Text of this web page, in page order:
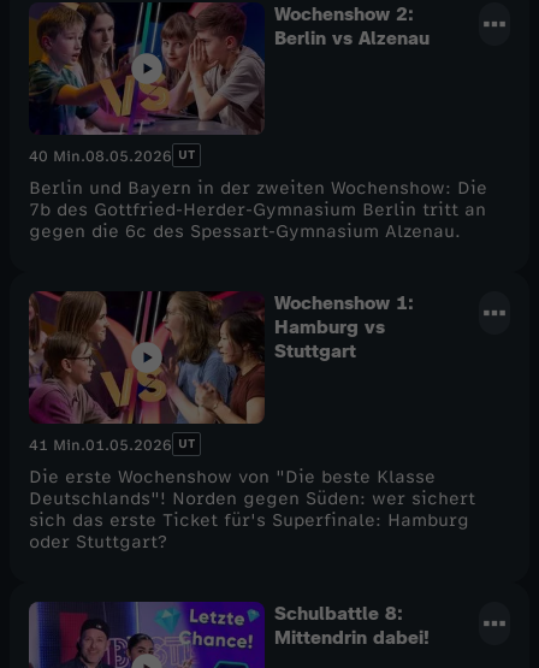
Wochenshow 2:
Berlin vs Alzenau
40 Min.08.05.2026 UT
Berlin und Bayern in der zweiten Wochenshow: Die
7b des Gottfried-Herder-Gymnasium Berlin tritt an
gegen die 6c des Spessart-Gymnasium Alzenau.
Wochenshow 1:
Hamburg vs
Stuttgart
41 Min.01.05.2026 UT
Die erste Wochenshow von "Die beste Klasse
Deutschlands"! Norden gegen Süden: wer sichert
sich das erste Ticket für's Superfinale: Hamburg
oder Stuttgart?
Schulbattle 8:
Mittendrin dabei!